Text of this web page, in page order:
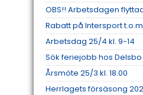
OBS!! Arbetsdagen
Rabatt på Intersport
Arbetsdag 25/4 kl. 9-14
Sök feriejobb hos Delsbo
Årsmöte 25/3 kl. 18.00
Herrlagets försäsong